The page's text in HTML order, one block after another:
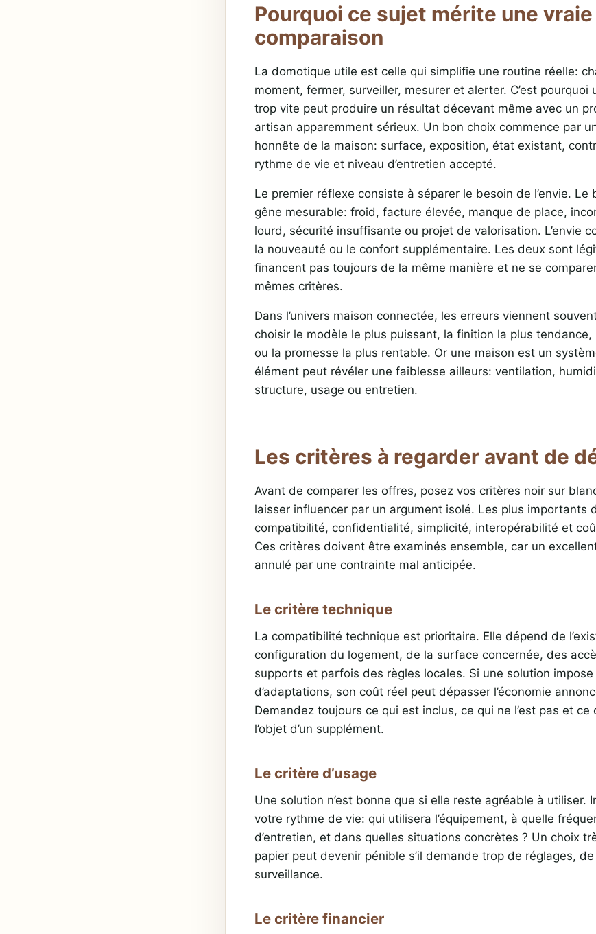
Pourquoi ce sujet mérite une vraie
comparaison
La domotique utile est celle qui simplifie une routine réelle:
moment, fermer, surveiller, mesurer et alerter. C’est pourquoi
trop vite peut produire un résultat décevant même avec un
artisan apparemment sérieux. Un bon choix commence par
honnête de la maison: surface, exposition, état existant,
rythme de vie et niveau d’entretien accepté.
Le premier réflexe consiste à séparer le besoin de l’envie. Le
gêne mesurable: froid, facture élevée, manque de place,
lourd, sécurité insuffisante ou projet de valorisation. L’envie
la nouveauté ou le confort supplémentaire. Les deux sont
financent pas toujours de la même manière et ne se
mêmes critères.
Dans l’univers maison connectée, les erreurs viennent
choisir le modèle le plus puissant, la finition la plus
ou la promesse la plus rentable. Or une maison est un
élément peut révéler une faiblesse ailleurs: ventilation,
structure, usage ou entretien.
Les critères à regarder avant de
Avant de comparer les offres, posez vos critères noir sur
laisser influencer par un argument isolé. Les plus importants
compatibilité, confidentialité, simplicité, interopérabilité et
Ces critères doivent être examinés ensemble, car un
annulé par une contrainte mal anticipée.
Le critère technique
La compatibilité technique est prioritaire. Elle dépend de
configuration du logement, de la surface concernée, des
supports et parfois des règles locales. Si une solution
d’adaptations, son coût réel peut dépasser l’économie
Demandez toujours ce qui est inclus, ce qui ne l’est pas et ce
l’objet d’un supplément.
Le critère d’usage
Une solution n’est bonne que si elle reste agréable à utiliser.
votre rythme de vie: qui utilisera l’équipement, à quelle
d’entretien, et dans quelles situations concrètes ? Un choix
papier peut devenir pénible s’il demande trop de réglages,
surveillance.
Le critère financier